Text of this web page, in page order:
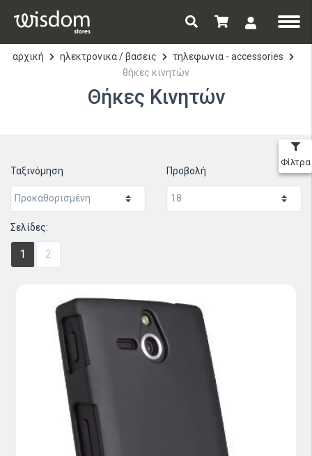
αρχική ηλεκτρονικα / βασεις
τηλεφωνια - accessories
θήκες κινητών
Θήκες Κινητών
Ταξινόμηση Προβολή
Σελίδες:
1 2
Φίλτρα